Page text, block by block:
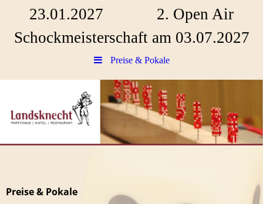
23.01.2027 2. Open Air
Schockmeisterschaft am 03.07.2027
Preise & Pokale
Preise & Pokale